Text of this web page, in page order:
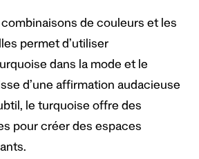
de couleurs et les
permet d’utiliser
dans la mode et le
d’une affirmation audacieuse
le turquoise offre des
pour créer des espaces